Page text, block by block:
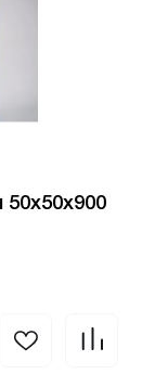
50х50х900